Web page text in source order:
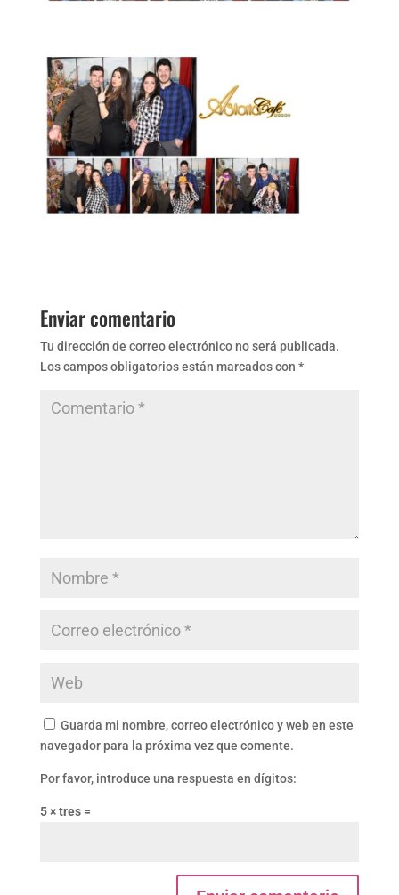
Enviar comentario
Tu dirección de correo electrónico no será publicada.
Los campos obligatorios están marcados con *
Guarda mi nombre, correo electrónico y web en este
navegador para la próxima vez que comente.
Por favor, introduce una respuesta en dígitos:
5 × tres =